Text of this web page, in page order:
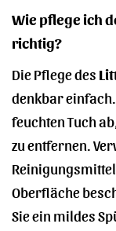
Wie pflege ich
richtig?
Die Pflege des
denkbar
feuchten Tuch
zu entfernen.
Oberfläche
Sie ein mildes